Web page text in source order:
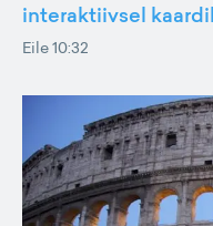
interaktiivsel kaardil
Eile 10:32